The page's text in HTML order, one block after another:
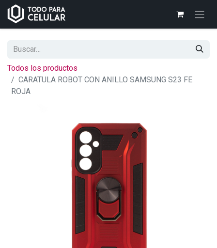
Todos los productos
CARATULA ROBOT CON ANILLO SAMSUNG S23 FE
ROJA